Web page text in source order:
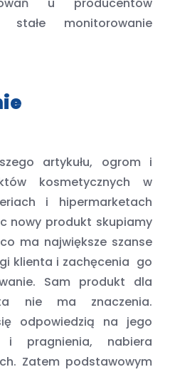
stałe monitorowanie
artykułu, ogrom i
kosmetycznych w
i hipermarketach
nowy produkt skupiamy
ma największe szanse
klienta i zachęcenia go
Sam produkt dla
nie ma znaczenia.
odpowiedzią na jego
i pragnienia, nabiera
Zatem podstawowym